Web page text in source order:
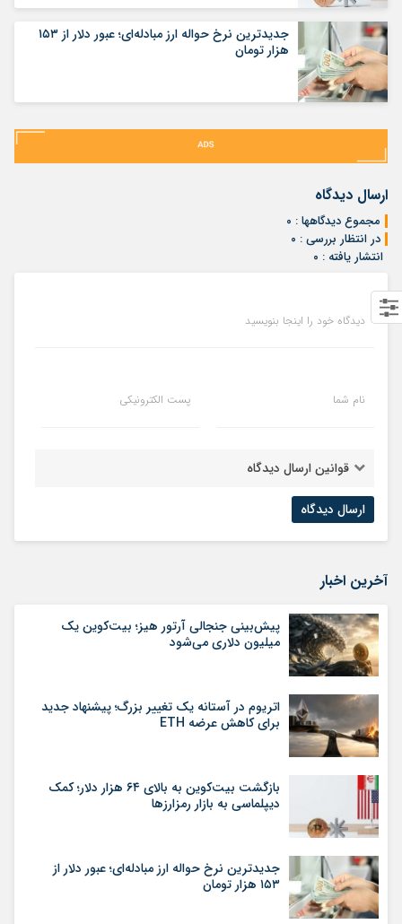
جدیدترین نرخ حواله ارز مبادله‌ای؛ عبور دلار از ۱۵۳
هزار تومان
ارسال دیدگاه
مجموع دیدگاهها : ۰
در انتظار بررسی : ۰
انتشار یافته : ۰
دیدگاه خود را اینجا بنویسید
نام شما پست الکترونیکی
قوانین ارسال دیدگاه
آخرین اخبار
پیش‌بینی جنجالی آرتور هیز؛ بیت‌کوین یک
میلیون دلاری می‌شود
اتریوم در آستانه یک تغییر بزرگ؛ پیشنهاد جدید
برای کاهش عرضه ETH
بازگشت بیت‌کوین به بالای ۶۴ هزار دلار؛ کمک
دیپلماسی به بازار رمزارزها
جدیدترین نرخ حواله ارز مبادله‌ای؛ عبور دلار از
۱۵۳ هزار تومان